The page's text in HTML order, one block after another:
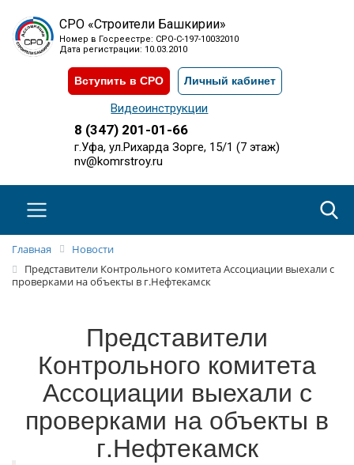
СРО «Строители Башкирии»
Номер в Госреестре: СРО-С-197-10032010
Дата регистрации: 10.03.2010
Вступить в СРО Личный кабинет
Видеоинструкции
8 (347) 201-01-66
г.Уфа, ул.Рихарда Зорге, 15/1 (7 этаж)
nv@komrstroy.ru
Главная
Новости
Представители Контрольного комитета Ассоциации выехали с
проверками на объекты в г.Нефтекамск
Представители
Контрольного комитета
Ассоциации выехали с
проверками на объекты в
г.Нефтекамск